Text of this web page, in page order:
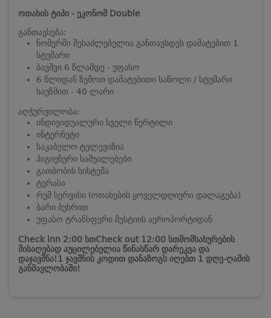
ოთახის ტიპი - ეკონომ Double
განთავსება:
ნომერში შესაძლებელია განთავსდეს დამატებით 1
სტუმარი
ბავშვი 6 წლამდე - უფასო
6 წლიდან ზემოთ დამატებითი საწოლი / სტუმარი
საუზმით - 40 ლარი
აღჭურვილობა:
ინდივიდუალური სველი წერტილი
ინტერნეტი
საკაბელო ტელევიზია
ჰიგიენური საშუალებები
გათბობის სისტემა
ტერასა
რუმ სერვისი (ოთახების ყოველდღიური დალაგება)
ბარი ბუხრით
უფასო ტრანსფერი მესტიის აეროპორტიდან
Check inn 2:00 სთCheck out 12:00 სთმომსახურების
მისაღებად აუცილებელია წინასწარ დარეკვა და
დაჯავშნა!1 ჯავშნის კოდით დანაზოგს იღებთ 1 დღე-ღამის
განმავლობაში!